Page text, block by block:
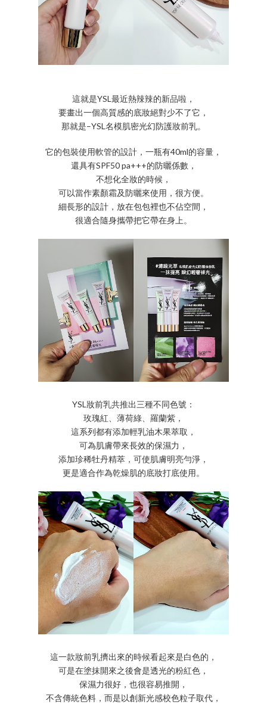
這就是YSL最近熱辣辣的新品啦，
要畫出一個高質感的底妝絕對少不了它，
那就是–YSL名模肌密光幻防護妝前乳。
它的包裝使用軟管的設計，一瓶有40ml的容量，
還具有SPF50 pa+++的防曬係數，
不想化全妝的時候，
可以當作素顏霜及防曬來使用，很方便。
細長形的設計，放在包包裡也不佔空間，
很適合隨身攜帶把它帶在身上。
YSL妝前乳共推出三種不同色號：
玫瑰紅、薄荷綠、羅蘭紫，
這系列都有添加輕乳油木果萃取，
可為肌膚帶來長效的保濕力，
添加珍稀牡丹精萃，可使肌膚明亮勻淨，
更是適合作為乾燥肌的底妝打底使用。
這一款妝前乳擠出來的時候看起來是白色的，
可是在塗抹開來之後會是透光的粉紅色，
保濕力很好，也很容易推開，
不含傳統色料，而是以創新光感校色粒子取代，